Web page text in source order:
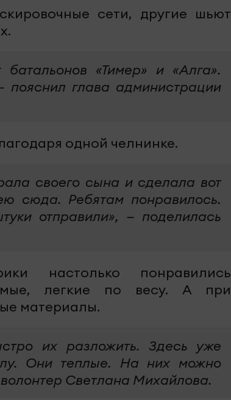
сети, другие шьют
«Тимер» и «Алга».
глава администрации
одной челнинке.
своего сына и сделала вот
сюда. Ребятам понравилось.
отправили», — поделилась
настолько понравились
легкие по весу. А при
материалы.
их разложить. Здесь уже
Они теплые. На них можно
волонтер Светлана Михайлова.